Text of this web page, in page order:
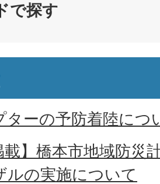
で探す
ターの予防着陸につ
載】橋本市地域防災
ルの実施について